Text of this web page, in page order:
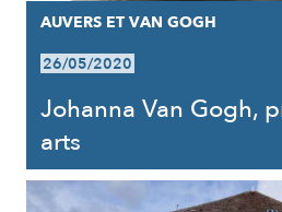
AUVERS ET VAN GOGH
26/05/2020
Johanna Van Gogh,
arts